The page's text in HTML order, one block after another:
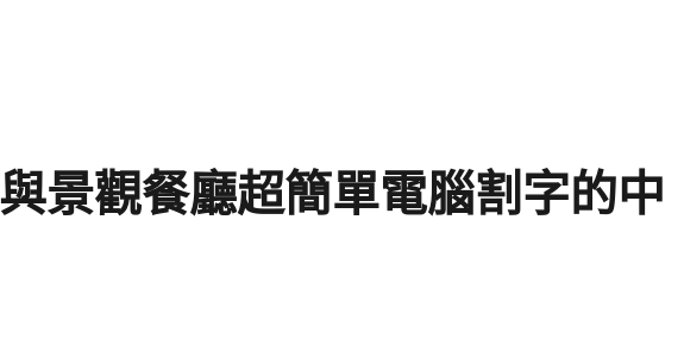
景觀餐廳超簡單電腦割字的中